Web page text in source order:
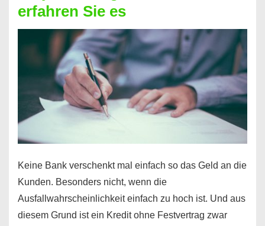
nicht
nur
für
Handy
möglich!
erfahren Sie es
Keine Bank verschenkt mal einfach so das Geld an die
Kunden. Besonders nicht, wenn die
Ausfallwahrscheinlichkeit einfach zu hoch ist. Und aus
diesem Grund ist ein Kredit ohne Festvertrag zwar